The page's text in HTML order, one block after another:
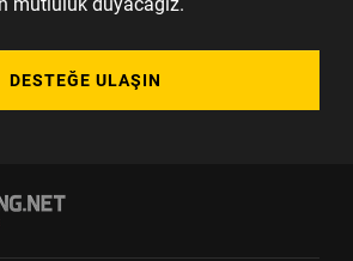
DESTEĞE ULAŞIN